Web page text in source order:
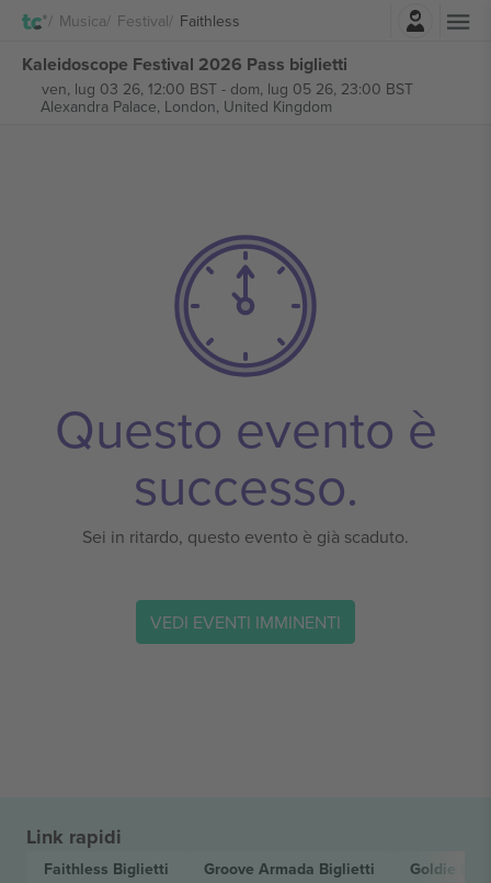
Musica Festival Faithless
Kaleidoscope Festival 2026 Pass biglietti
ven, lug 03 26, 12:00 BST- dom, lug 05 26, 23:00 BST
Alexandra Palace, London, United Kingdom
Questo evento è
successo.
Sei in ritardo, questo evento è già scaduto.
VEDI EVENTI IMMINENTI
Link rapidi
Faithless Biglietti Groove Armada Biglietti Goldie